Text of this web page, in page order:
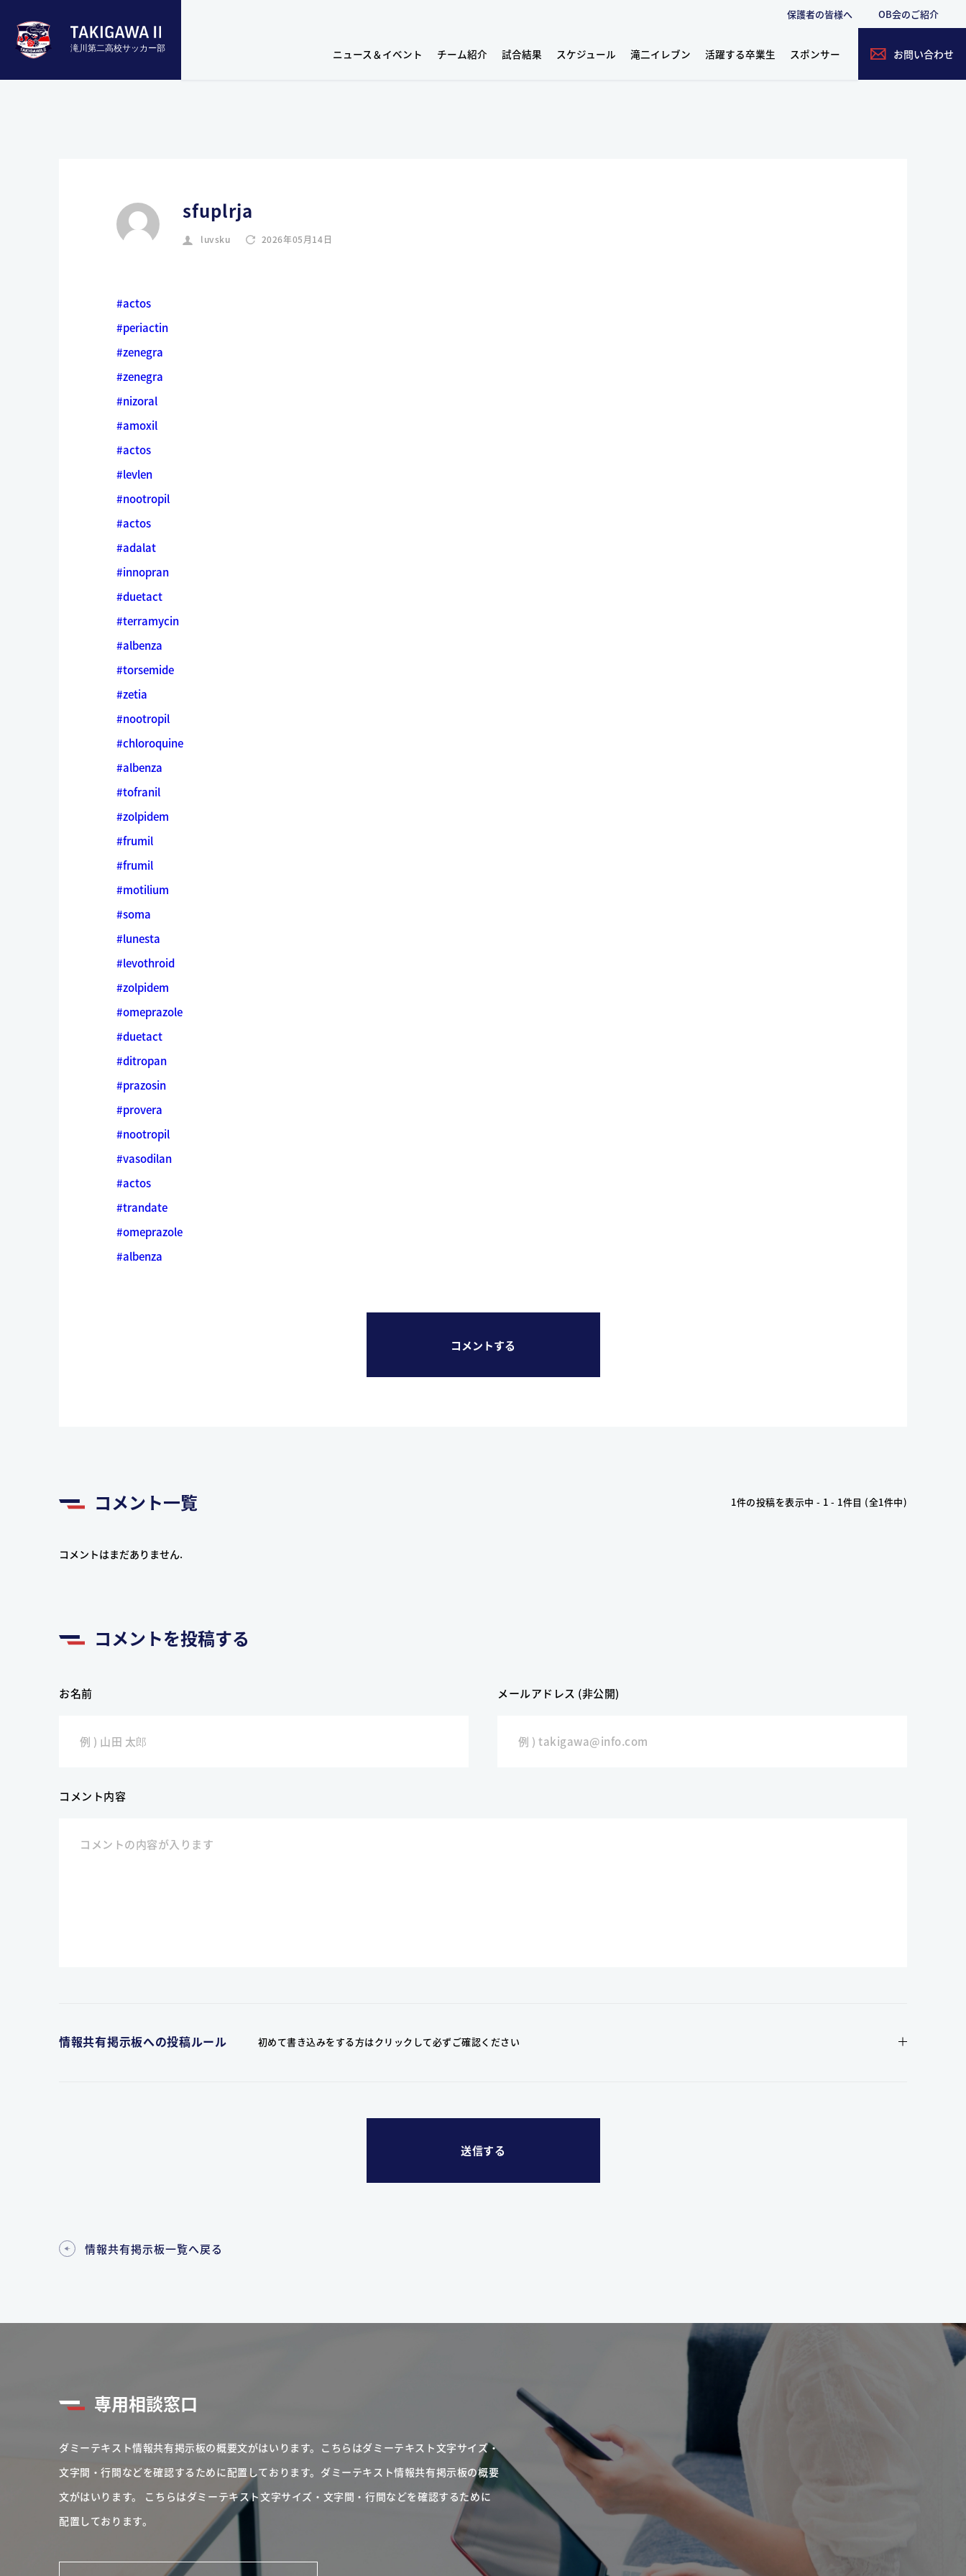
滝川第二高校サッカー部
保護者の皆様へ OB会のご紹介
ニュース＆イベント チーム紹介 試合結果 スケジュール 滝二イレブン 活躍する卒業生 スポンサー お問い合わせ
sfuplrja
luvsku 2026年05月14日
#actos
#periactin
#zenegra
#zenegra
#nizoral
#amoxil
#actos
#levlen
#nootropil
#actos
#adalat
#innopran
#duetact
#terramycin
#albenza
#torsemide
#zetia
#nootropil
#chloroquine
#albenza
#tofranil
#zolpidem
#frumil
#frumil
#motilium
#soma
#lunesta
#levothroid
#zolpidem
#omeprazole
#duetact
#ditropan
#prazosin
#provera
#nootropil
#vasodilan
#actos
#trandate
#omeprazole
#albenza
コメントする
コメント一覧 1件の投稿を表示中 - 1 - 1件目 (全1件中)
コメントはまだありません.
コメントを投稿する
お名前 メールアドレス (非公開)
コメント内容
情報共有掲示板への投稿ルール 初めて書き込みをする方はクリックして必ずご確認ください
情報共有掲示板一覧へ戻る
専用相談窓口
ダミーテキスト情報共有掲示板の概要文がはいります。こちらはダミーテキスト文字サイズ・
文字間・行間などを確認するために配置しております。ダミーテキスト情報共有掲示板の概要
文がはいります。 こちらはダミーテキスト文字サイズ・文字間・行間などを確認するために
配置しております。